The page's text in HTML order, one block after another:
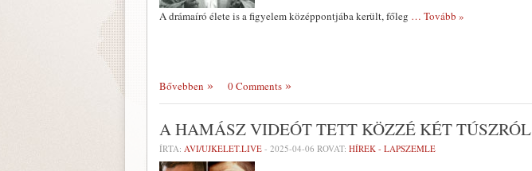
A drámaíró élete is a figyelem középpontjába került, főleg … Tovább »
Bővebben 0 Comments
A HAMÁSZ VIDEÓT TETT KÖZZÉ KÉT TÚSZRÓL
ÍRTA: AVI/UJKELET.LIVE - 2025-04-06 ROVAT: HÍREK - LAPSZEMLE